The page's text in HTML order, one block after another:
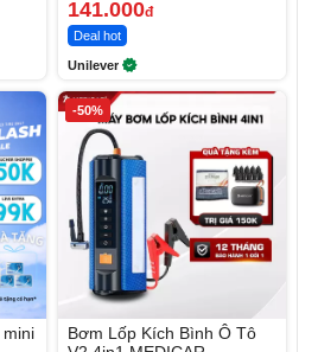
141.000đ
Deal hot
Unilever
-50%
Bơm Lốp Kích Bình Ô Tô